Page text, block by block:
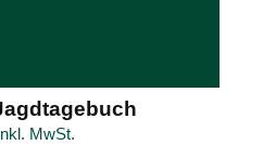
MwSt.